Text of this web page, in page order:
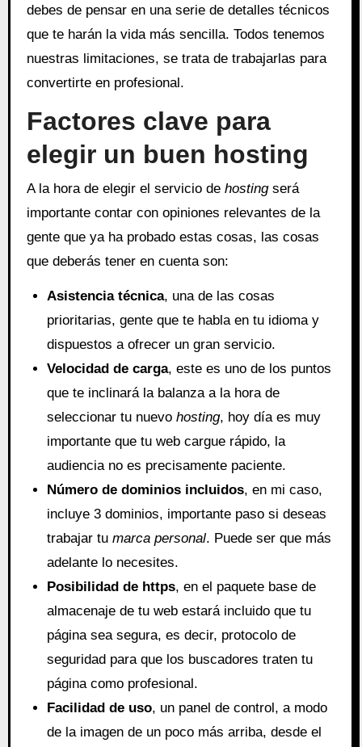
debes de pensar en una serie de detalles técnicos
que te harán la vida más sencilla. Todos tenemos
nuestras limitaciones, se trata de trabajarlas para
convertirte en profesional.
Factores clave para
elegir un buen hosting
A la hora de elegir el servicio de hostingserá
importante contar con opiniones relevantes de la
gente que ya ha probado estas cosas, las cosas
que deberás tener en cuenta son:
Asistencia técnica, una de las cosas
prioritarias, gente que te habla en tu idioma y
dispuestos a ofrecer un gran servicio.
Velocidad de carga, este es uno de los puntos
que te inclinará la balanza a la hora de
seleccionar tu nuevohosting, hoy día es muy
importante que tu web cargue rápido, la
audiencia no es precisamente paciente.
Número de dominios incluidos, en mi caso,
incluye 3 dominios, importante paso si deseas
trabajar tumarca personal. Puede ser que más
adelante lo necesites.
Posibilidad de https, en el paquete base de
almacenaje de tu web estará incluido que tu
página sea segura, es decir, protocolo de
seguridad para que los buscadores traten tu
página como profesional.
Facilidad de uso, un panel de control, a modo
de la imagen de un poco más arriba, desde el